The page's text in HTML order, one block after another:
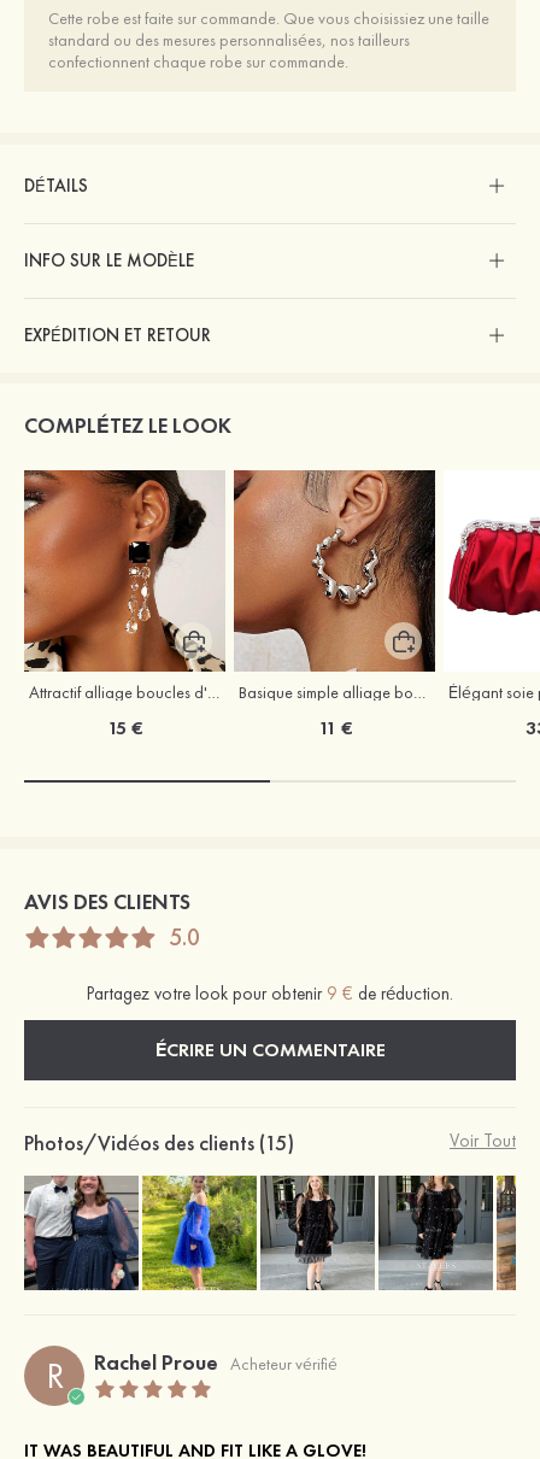
Cette robe est faite sur commande. Que vous choisissiez une taille
standard ou des mesures personnalisées, nos tailleurs
confectionnent chaque robe sur commande.
DÉTAILS
INFO SUR LE MODÈLE
EXPÉDITION ET RETOUR
COMPLÉTEZ LE LOOK
Attractif alliage boucles d'oreilles
15 €
Basique simple alliage boucles d'oreilles
11 €
AVIS DES CLIENTS
5.0
Partagez votre look pour obtenir 9 € de réduction.
ÉCRIRE UN COMMENTAIRE
Photos/Vidéos des clients (15) Voir Tout
R Rachel Proue Acheteur vérifié
IT WAS BEAUTIFUL AND FIT LIKE A GLOVE!